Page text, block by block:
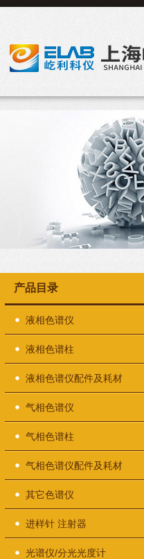
产品目录
液相色谱仪
液相色谱柱
液相色谱仪配件及耗材
气相色谱仪
气相色谱柱
气相色谱仪配件及耗材
其它色谱仪
进样针 注射器
光谱仪/分光光度计